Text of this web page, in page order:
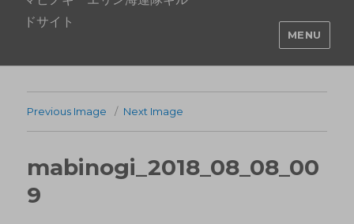
ドサイト
MENU
Previous Image Next Image
mabinogi_2018_08_08_00
9